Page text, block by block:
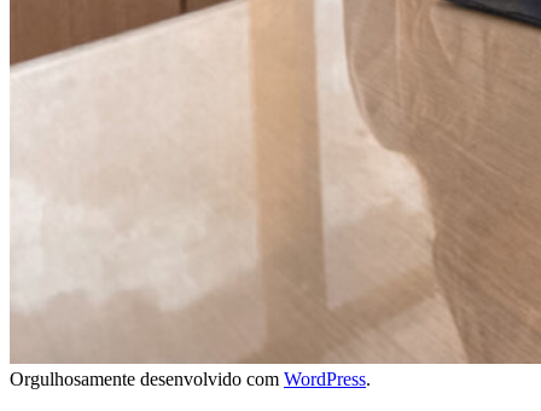
Orgulhosamente desenvolvido com WordPress.